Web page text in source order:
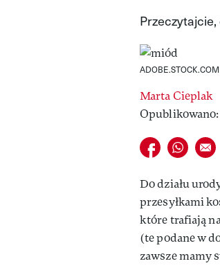
ADOBE.STOCK.COM
Marta Cieplak
Opublikowano:
Udostępnij na
E-
Do działu
przesyłkami
które trafiają
(te podane w
zawsze mamy